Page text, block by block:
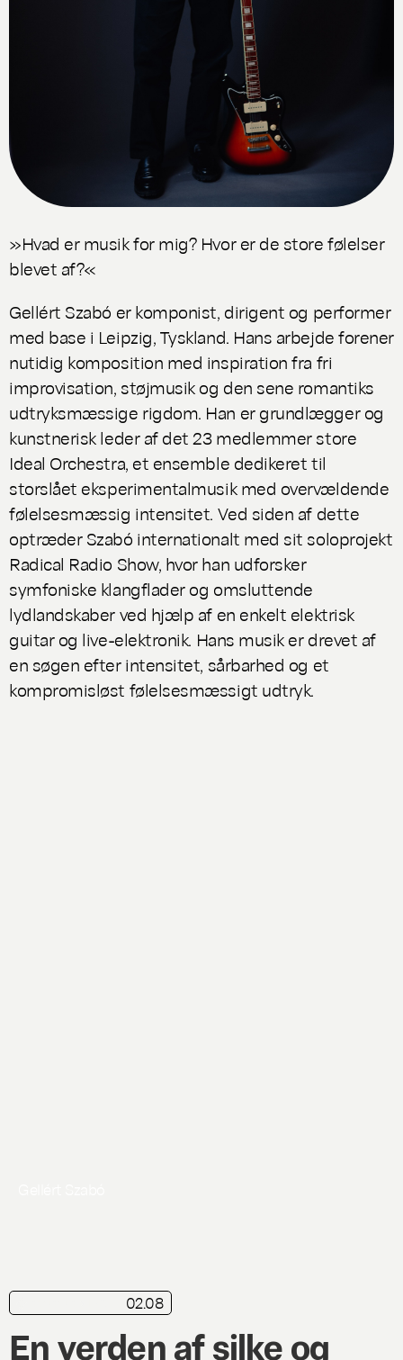
»Hvad er musik for mig? Hvor er de store følelser
blevet af?«
Gellért Szabó er komponist, dirigent og performer
med base i Leipzig, Tyskland. Hans arbejde forener
nutidig komposition med inspiration fra fri
improvisation, støjmusik og den sene romantiks
udtryksmæssige rigdom. Han er grundlægger og
kunstnerisk leder af det 23 medlemmer store
Ideal Orchestra, et ensemble dedikeret til
storslået eksperimentalmusik med overvældende
følelsesmæssig intensitet. Ved siden af dette
optræder Szabó internationalt med sit soloprojekt
Radical Radio Show, hvor han udforsker
symfoniske klangflader og omsluttende
lydlandskaber ved hjælp af en enkelt elektrisk
guitar og live-elektronik. Hans musik er drevet af
en søgen efter intensitet, sårbarhed og et
kompromisløst følelsesmæssigt udtryk.
02.08
En verden af silke og